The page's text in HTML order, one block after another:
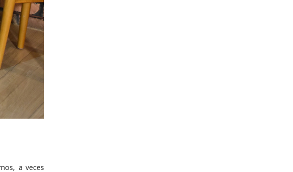
a veces